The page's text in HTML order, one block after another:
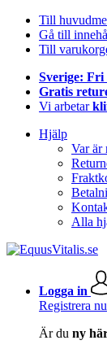
Till
Gå till
Till
Sverige:
Gratis
Vi arbetar
Hjälp
Var är
Alla
Logga in
Registrera nu
Är du ny